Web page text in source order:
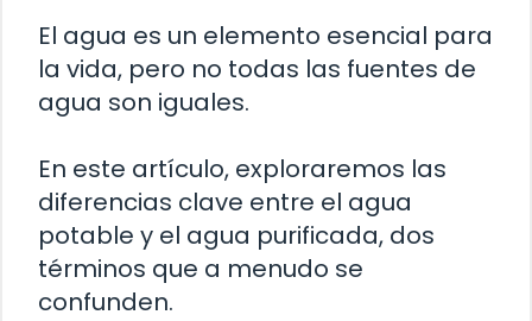
El agua es un elemento esencial para
la vida, pero no todas las fuentes de
agua son iguales.
En este artículo, exploraremos las
diferencias clave entre el agua
potable y el agua purificada, dos
términos que a menudo se
confunden.